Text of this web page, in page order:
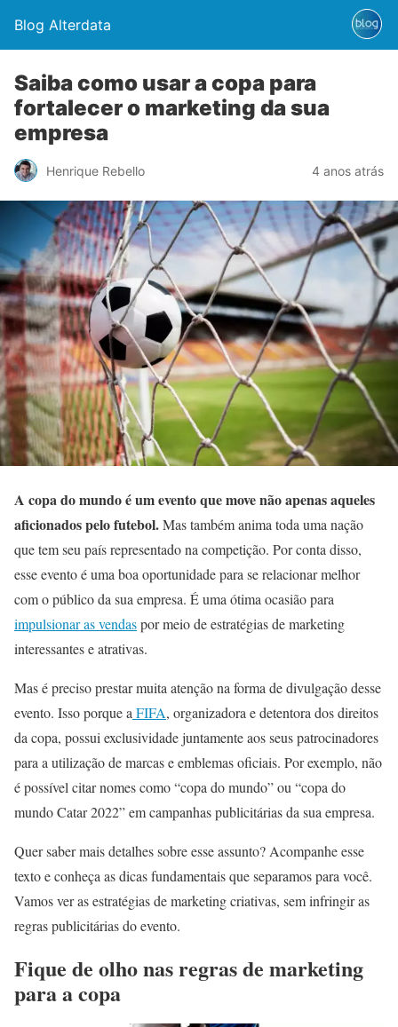
Blog Alterdata
Saiba como usar a copa para
fortalecer o marketing da sua
empresa
Henrique Rebello 4 anos atrás
A copa do mundo é um evento que move não apenas aqueles
aficionados pelo futebol.Mas também anima toda uma nação
que tem seu país representado na competição. Por conta disso,
esse evento é uma boa oportunidade para se relacionar melhor
com o público da sua empresa. É uma ótima ocasião para
impulsionar as vendaspor meio de estratégias de marketing
interessantes e atrativas.
Mas é preciso prestar muita atenção na forma de divulgação desse
evento. Isso porque a FIFA, organizadora e detentora dos direitos
da copa, possui exclusividade juntamente aos seus patrocinadores
para a utilização de marcas e emblemas oficiais. Por exemplo, não
é possível citar nomes como “copa do mundo” ou “copa do
mundo Catar 2022” em campanhas publicitárias da sua empresa.
Quer saber mais detalhes sobre esse assunto? Acompanhe esse
texto e conheça as dicas fundamentais que separamos para você.
Vamos ver as estratégias de marketing criativas, sem infringir as
regras publicitárias do evento.
Fique de olho nas regras de marketing
para a copa